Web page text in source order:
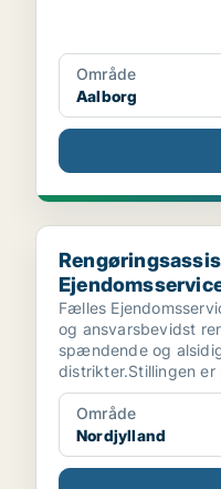
Område
Aalborg
Rengøringsassistent
Fælles
og ansvarsbevidst
spændende og
distrikter.Stillingen er
Område
Nordjylland